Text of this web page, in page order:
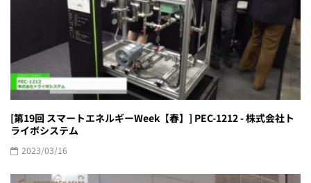
[第19回 スマートエネルギーWeek【春】] PEC-1212 - 株式会社ト
ライボシステム
2023/03/16